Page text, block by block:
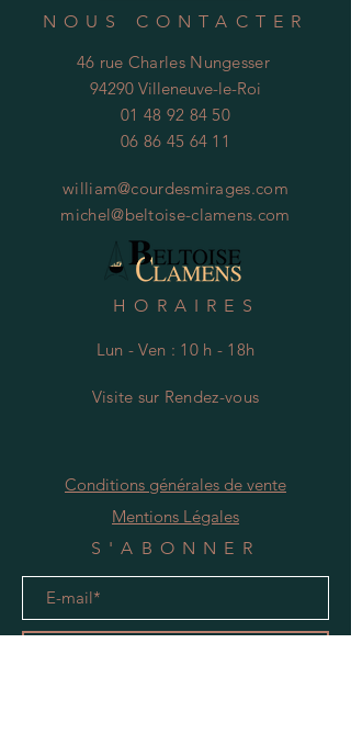
NOUS CONTACTER
46 rue Charles Nungesser
94290 Villeneuve-le-Roi
01 48 92 84 50
06 86 45 64 11
william@courdesmirages.com
michel@beltoise-clamens.com
HORAIRES
Lun - Ven : 10 h - 18h
Visite sur Rendez-vous
Conditions générales de vente
Mentions Légales
S'ABONNER